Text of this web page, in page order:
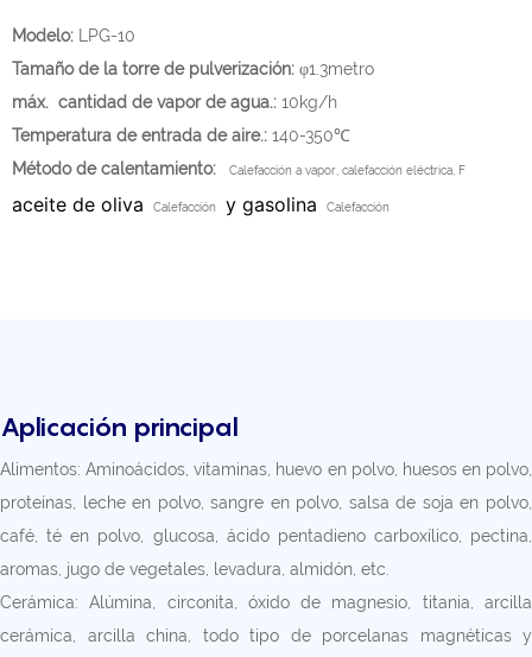
Modelo:
LPG-10
Tamaño de la torre de pulverización: φ1.3metro
máx. cantidad de vapor de agua.: 10kg/h
Temperatura de entrada de aire.: 140-350℃
Método de calentamiento:
Calefacción a vapor, calefacción eléctrica, F
aceite de oliva Calefacción y gasolina Calefacción
Aplicación principal
Alimentos: Aminoácidos, vitaminas, huevo en polvo, huesos en polvo,
proteínas, leche en polvo, sangre en polvo, salsa de soja en polvo,
café, té en polvo, glucosa, ácido pentadieno carboxílico, pectina,
aromas, jugo de vegetales, levadura, almidón, etc.
Cerámica: Alúmina, circonita, óxido de magnesio, titania, arcilla
cerámica, arcilla china, todo tipo de porcelanas magnéticas y